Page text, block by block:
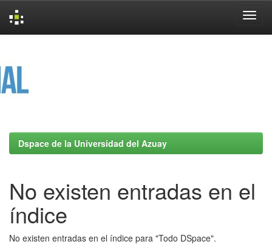
Dspace de la Universidad del Azuay
No existen entradas en el
índice
No existen entradas en el índice para "Todo DSpace".